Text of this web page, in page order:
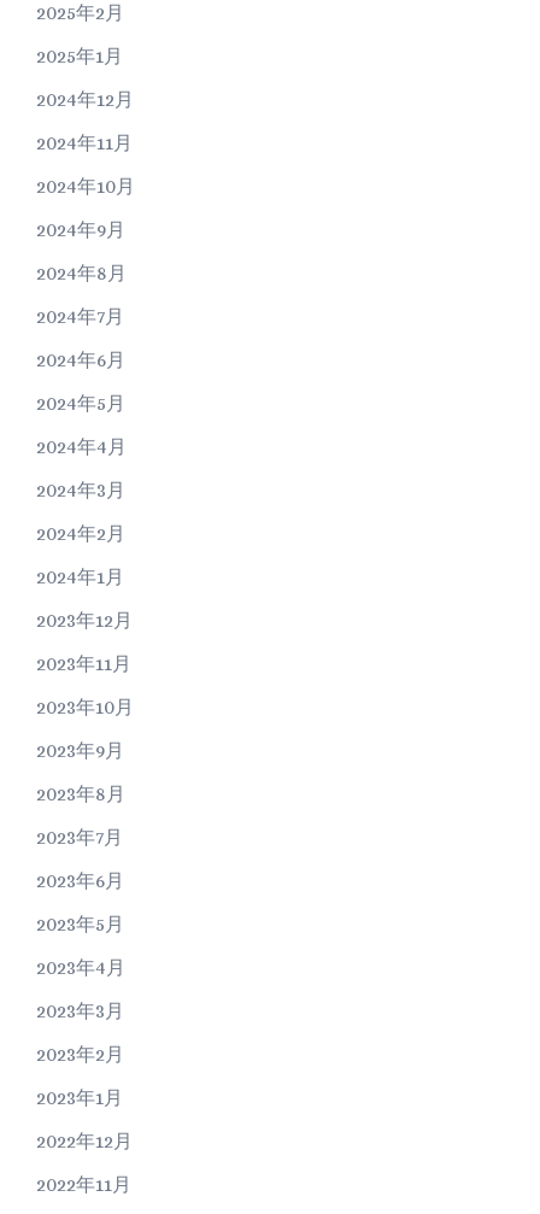
2025年2月
2025年1月
2024年12月
2024年11月
2024年10月
2024年9月
2024年8月
2024年7月
2024年6月
2024年5月
2024年4月
2024年3月
2024年2月
2024年1月
2023年12月
2023年11月
2023年10月
2023年9月
2023年8月
2023年7月
2023年6月
2023年5月
2023年4月
2023年3月
2023年2月
2023年1月
2022年12月
2022年11月